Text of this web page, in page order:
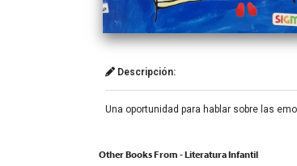
Descripción:
Una oportunidad para hablar sobre las
Other Books From - Literatura Infantil